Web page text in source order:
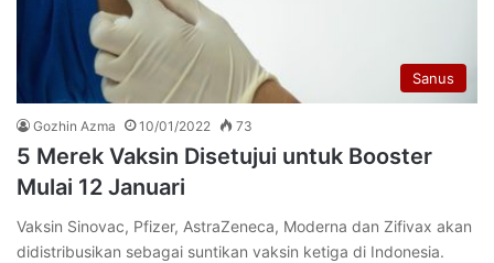
Sanus
Gozhin Azma 10/01/2022 73
5 Merek Vaksin Disetujui untuk Booster
Mulai 12 Januari
Vaksin Sinovac, Pfizer, AstraZeneca, Moderna dan Zifivax akan
didistribusikan sebagai suntikan vaksin ketiga di Indonesia.